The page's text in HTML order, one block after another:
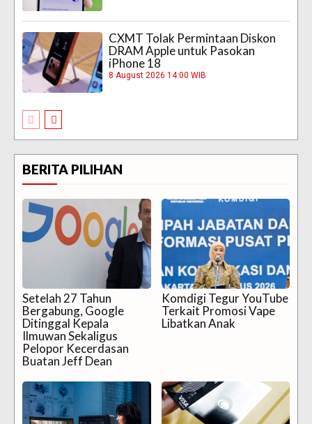
CXMT Tolak Permintaan Diskon
DRAM Apple untuk Pasokan
iPhone 18
8 August 2026 14:00 WIB
BERITA PILIHAN
Setelah 27 Tahun
Bergabung, Google
Ditinggal Kepala
Ilmuwan Sekaligus
Pelopor Kecerdasan
Buatan Jeff Dean
Komdigi Tegur YouTube
Terkait Promosi Vape
Libatkan Anak